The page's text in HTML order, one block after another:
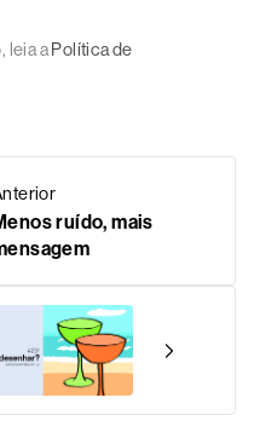
leia a Política de
ruído, mais